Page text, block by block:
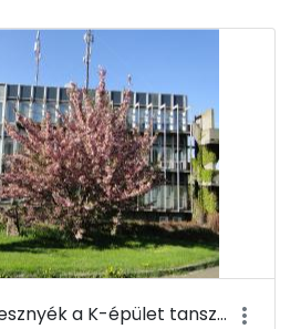
Virágzó díszcseresznyék a K-épület tanszéki szárnya mellett - Budai Arborétum